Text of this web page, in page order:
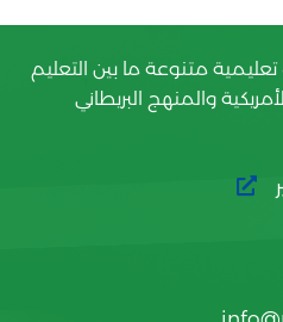
متنوعة ما بين التعليم
والمنهج البريطاني